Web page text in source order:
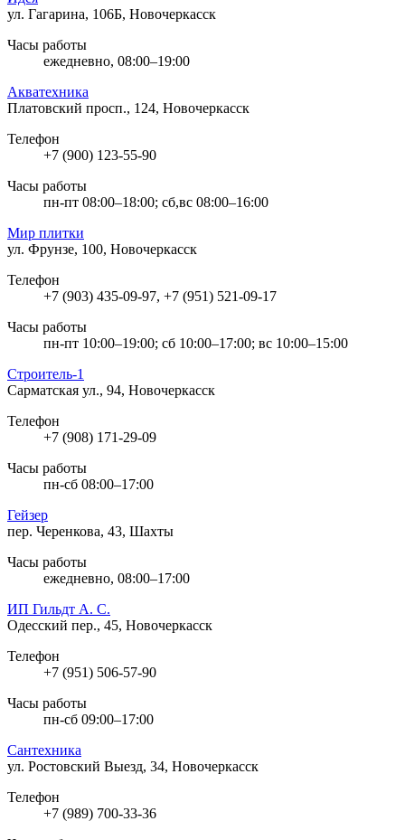
ул. Гагарина, 106Б, Новочеркасск
Часы работы
ежедневно, 08:00–19:00
Акватехника
Платовский просп., 124, Новочеркасск
Телефон
+7 (900) 123-55-90
Часы работы
пн-пт 08:00–18:00; сб,вс 08:00–16:00
Мир плитки
ул. Фрунзе, 100, Новочеркасск
Телефон
+7 (903) 435-09-97, +7 (951) 521-09-17
Часы работы
пн-пт 10:00–19:00; сб 10:00–17:00; вс 10:00–15:00
Строитель-1
Сарматская ул., 94, Новочеркасск
Телефон
+7 (908) 171-29-09
Часы работы
пн-сб 08:00–17:00
Гейзер
пер. Черенкова, 43, Шахты
Часы работы
ежедневно, 08:00–17:00
ИП Гильдт А. С.
Одесский пер., 45, Новочеркасск
Телефон
+7 (951) 506-57-90
Часы работы
пн-сб 09:00–17:00
Сантехника
ул. Ростовский Выезд, 34, Новочеркасск
Телефон
+7 (989) 700-33-36